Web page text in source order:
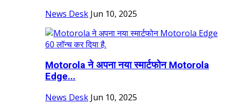
News Desk Jun 10, 2025
Motorola ने अपना नया स्मार्टफोन Motorola
Edge...
News Desk Jun 10, 2025